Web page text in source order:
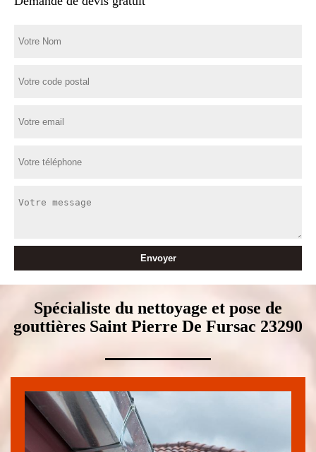
Spécialiste du nettoyage et pose de
gouttières Saint Pierre De Fursac 23290